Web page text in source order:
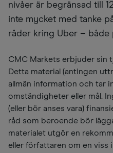
nivåer är begränsad till
inte mycket med tanke
råder kring Uber – både
CMC Markets erbjuder sin
Detta material (antingen
allmän information och tar
omständigheter eller mål.
(eller bör anses vara)
råd som beroende bör
materialet utgör en
eller författaren om en viss